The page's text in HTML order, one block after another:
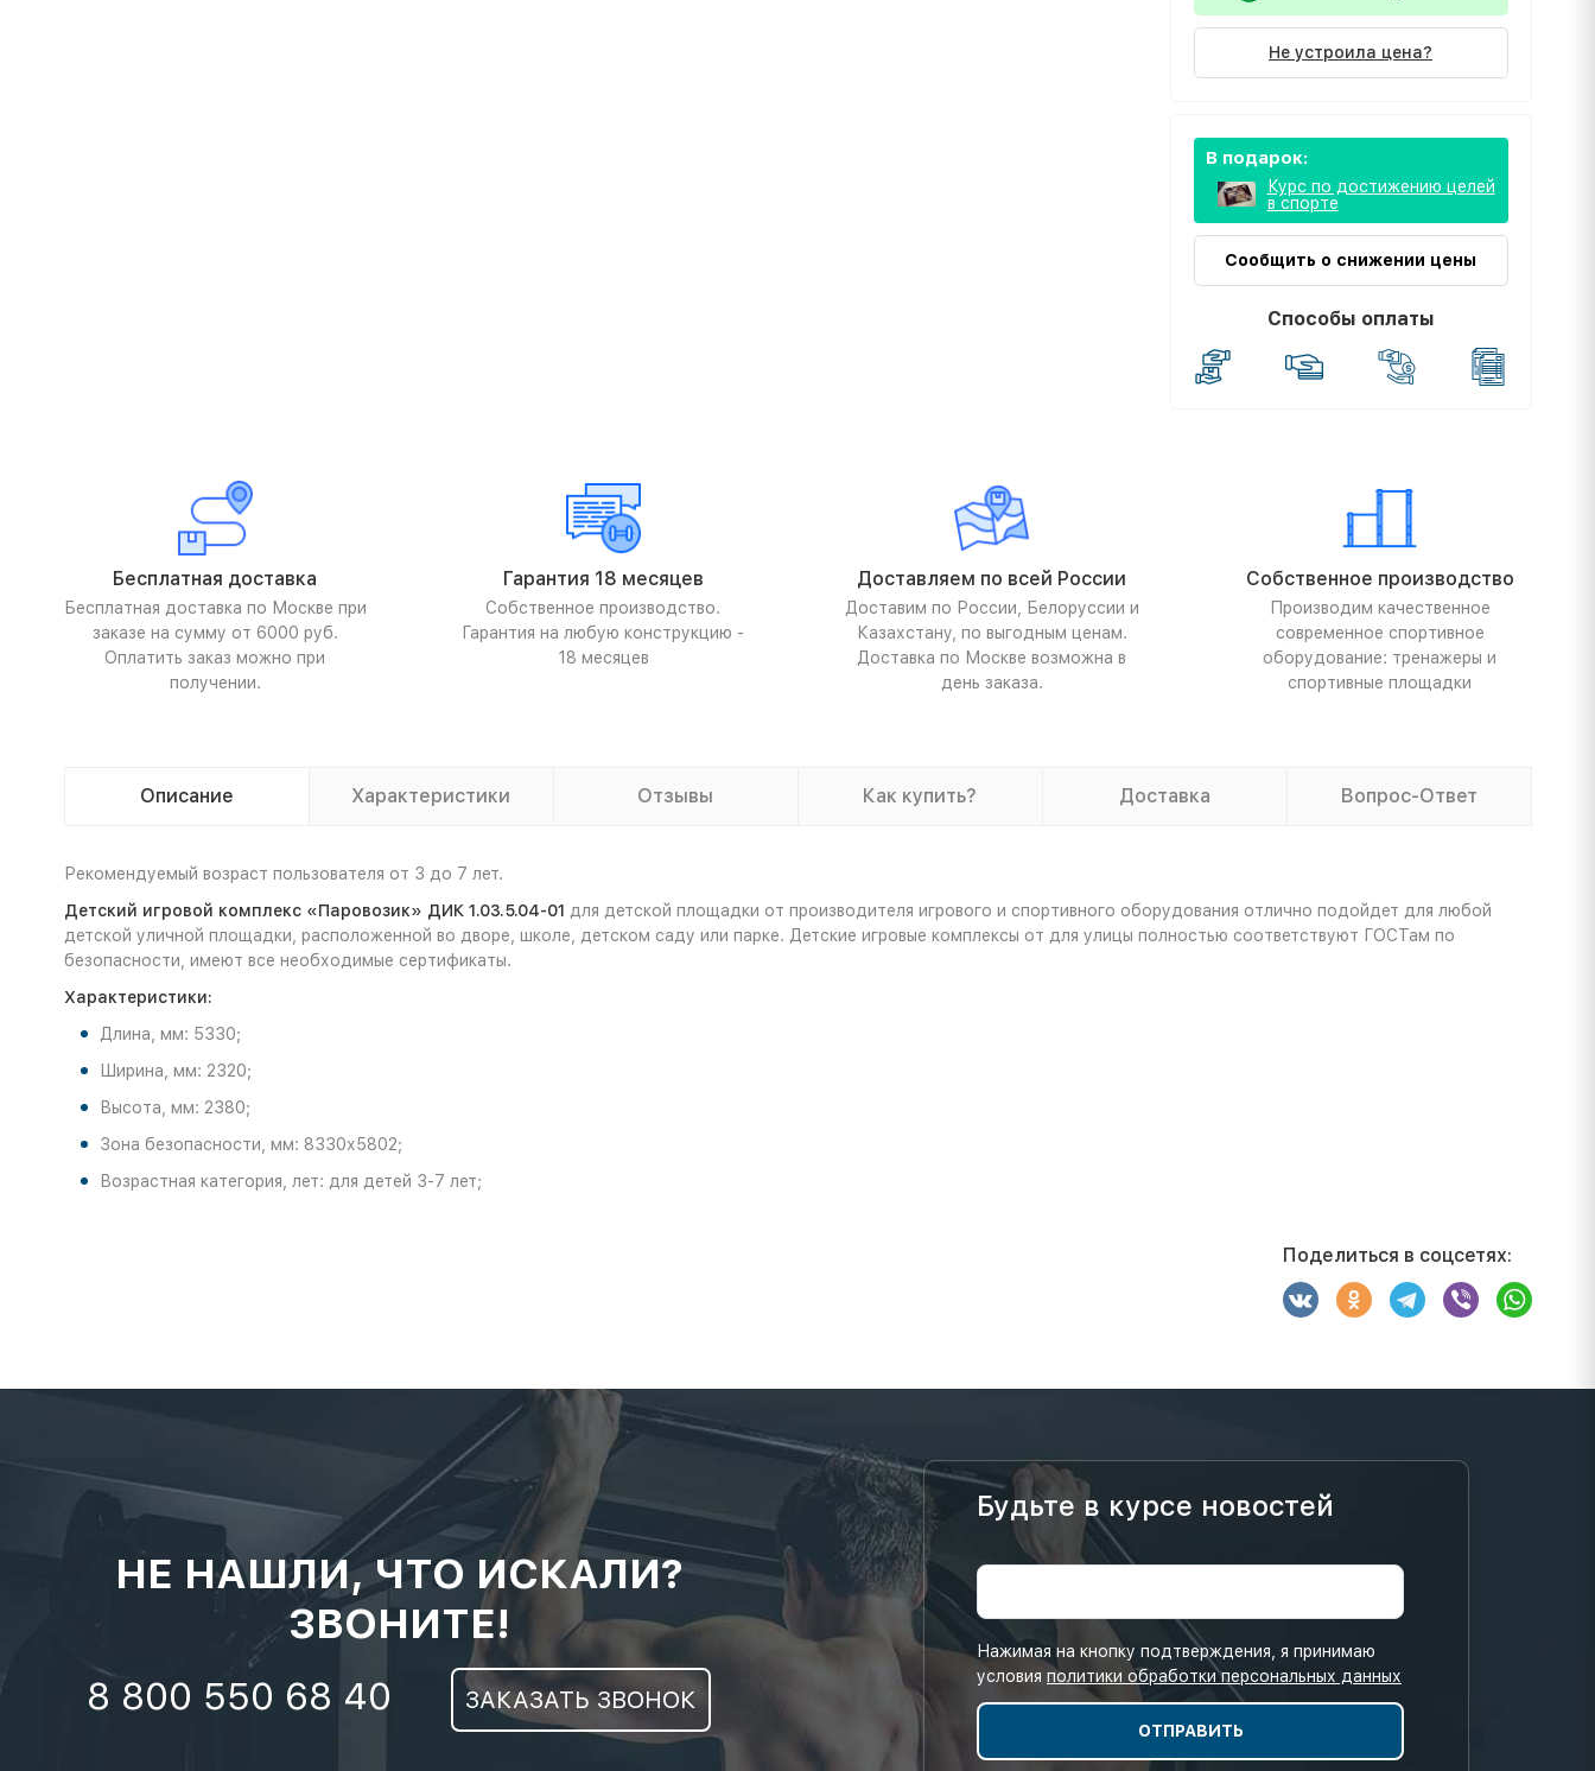
Не устроила цена?
В подарок:
Курс по достижению целей
в спорте
Сообщить о снижении цены
Способы оплаты
Бесплатная доставка
Бесплатная доставка по Москве при
заказе на сумму от 6000 руб.
Оплатить заказ можно при
получении.
Гарантия 18 месяцев
Собственное производство.
Гарантия на любую конструкцию -
18 месяцев
Доставляем по всей России
Доставим по России, Белоруссии и
Казахстану, по выгодным ценам.
Доставка по Москве возможна в
день заказа.
Собственное производство
Производим качественное
современное спортивное
оборудование: тренажеры и
спортивные площадки
Описание Характеристики Отзывы Как купить? Доставка Вопрос-Ответ
Рекомендуемый возраст пользователя от 3 до 7 лет.
Детский игровой комплекс «Паровозик» ДИК 1.03.5.04-01 для детской площадки от производителя игрового и спортивного оборудования отлично подойдет для любой
детской уличной площадки, расположенной во дворе, школе, детском саду или парке. Детские игровые комплексы от для улицы полностью соответствуют ГОСТам по
безопасности, имеют все необходимые сертификаты.
Характеристики:
Длина, мм: 5330;
Ширина, мм: 2320;
Высота, мм: 2380;
Зона безопасности, мм: 8330х5802;
Возрастная категория, лет: для детей 3-7 лет;
Поделиться в соцсетях:
НЕ НАШЛИ, ЧТО ИСКАЛИ?
ЗВОНИТЕ!
8 800 550 68 40 ЗАКАЗАТЬ ЗВОНОК
Будьте в курсе новостей
Нажимая на кнопку подтверждения, я принимаю
условия политики обработки персональных данных